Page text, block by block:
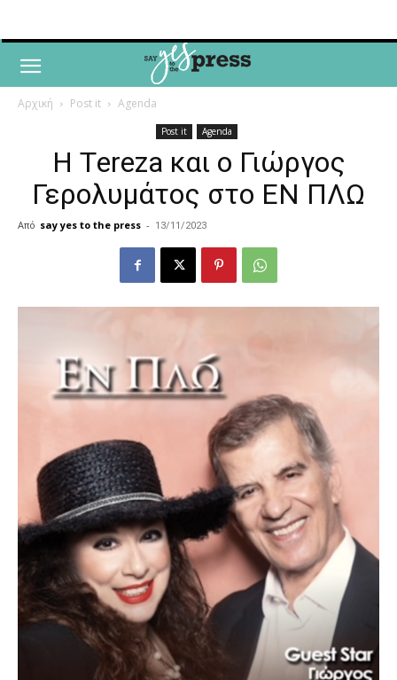
Αρχική Post it Agenda
Post it Agenda
Η Τereza και ο Γιώργος
Γερολυμάτος στο ΕΝ ΠΛΩ
Από say yes to the press - 13/11/2023